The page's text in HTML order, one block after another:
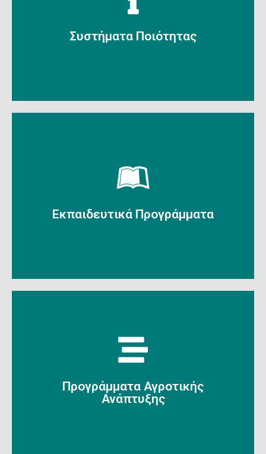
Συστήματα Ποιότητας
Συστήματα Ποιότητας
Εκπαιδευτικά Προγράμματα
Εκπαιδευτικά Προγράμματα
Περισσότερα
Προγράμματα Αγροτικής
Ανάπτυξης
Προγράμματα Αγροτικής
Ανάπτυξης
Περισσότερα